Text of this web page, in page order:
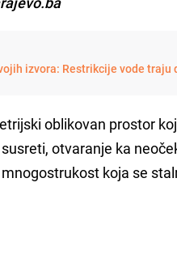
izvora: Restrikcije vode traju
oblikovan prostor
otvaranje ka
koja se